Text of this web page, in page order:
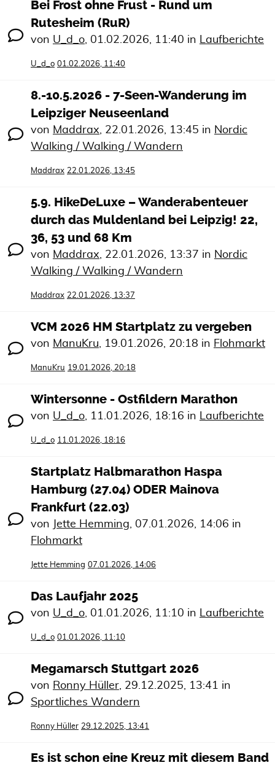
Bei Frost ohne Frust - Rund um
Rutesheim (RuR)
von U_d_o, 01.02.2026, 11:40 in Laufberichte
U_d_o 01.02.2026, 11:40
8.-10.5.2026 - 7-Seen-Wanderung im
Leipziger Neuseenland
von Maddrax, 22.01.2026, 13:45 in Nordic
Walking / Walking / Wandern
Maddrax 22.01.2026, 13:45
5.9. HikeDeLuxe – Wanderabenteuer
durch das Muldenland bei Leipzig! 22,
36, 53 und 68 Km
von Maddrax, 22.01.2026, 13:37 in Nordic
Walking / Walking / Wandern
Maddrax 22.01.2026, 13:37
VCM 2026 HM Startplatz zu vergeben
von ManuKru, 19.01.2026, 20:18 in Flohmarkt
ManuKru 19.01.2026, 20:18
Wintersonne - Ostfildern Marathon
von U_d_o, 11.01.2026, 18:16 in Laufberichte
U_d_o 11.01.2026, 18:16
Startplatz Halbmarathon Haspa
Hamburg (27.04) ODER Mainova
Frankfurt (22.03)
von Jette Hemming, 07.01.2026, 14:06 in
Flohmarkt
Jette Hemming 07.01.2026, 14:06
Das Laufjahr 2025
von U_d_o, 01.01.2026, 11:10 in Laufberichte
U_d_o 01.01.2026, 11:10
Megamarsch Stuttgart 2026
von Ronny Hüller, 29.12.2025, 13:41 in
Sportliches Wandern
Ronny Hüller 29.12.2025, 13:41
Es ist schon eine Kreuz mit diesem Band